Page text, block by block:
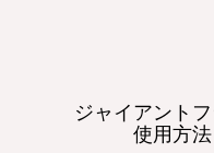
ジャイアント
使用方法